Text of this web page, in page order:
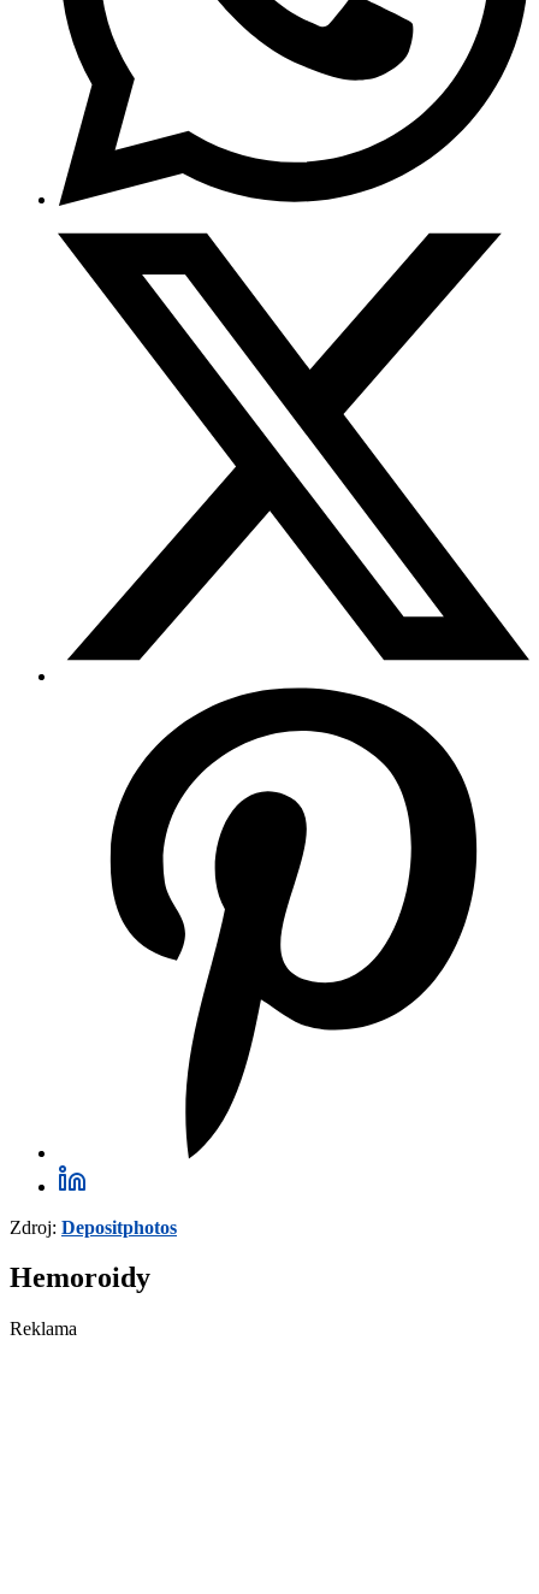
Zdroj: Depositphotos
Hemoroidy
Reklama